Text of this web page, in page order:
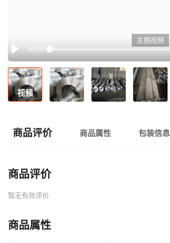
Play
00:00
主图视频
视频
商品评价 商品属性 包装信息
商品评价
暂无有效评价
商品属性